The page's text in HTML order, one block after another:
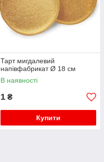
Тарт мигдалевий
напівфабрикат Ø 18 см
В наявності
1 ₴
Купити